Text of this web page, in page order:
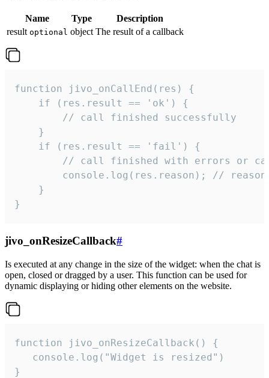
Name Type
Description
result optional object The result of a callback
function jivo_onCallEnd(res) {
    if (res.result == 'ok') {
        // call finished successfully
    }
    if (res.result == 'fail') {
// call finished with errors or
console.log(res.reason); //
    }
}
jivo_onResizeCallback#
Is executed at any change in the size of the widget: when the chat is
open, closed or dragged by a user. This function can be used for
dynamic displaying or hiding other elements on the website.
function jivo_onResizeCallback() {
   console.log("Widget is resized")
}